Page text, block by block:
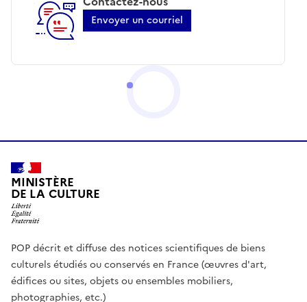
Envoyer un courriel
MINISTÈRE
DE LA CULTURE
POP décrit et diffuse des notices scientifiques de biens
culturels étudiés ou conservés en France (œuvres d'art,
édifices ou sites, objets ou ensembles mobiliers,
photographies, etc.)